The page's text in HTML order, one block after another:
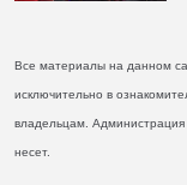
Все материалы на данном
исключительно в
владельцам. Администрация
несет.